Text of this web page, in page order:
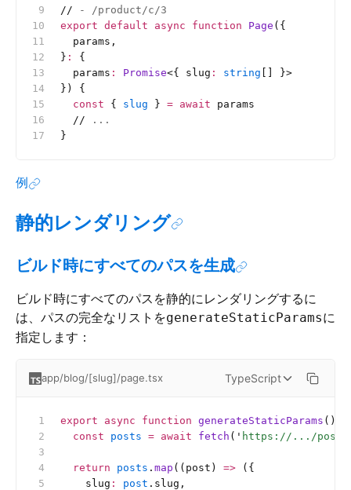
// - /product/c/3
export default async function Page ({
  params,
} :
{
  params
: Promise<{ slug : string
}>
}) {
  const
{ slug } = await params
  //
...
}
例
静的レンダリング
ビルド時にすべてのパスを生成
ビルド時にすべてのパスを静的にレンダリングするに
は、パスの完全なリストをgenerateStaticParamsに
指定します：
app/blog/[slug]/page.tsx TypeScript
export async function generateStaticParams () {
  const
posts = await fetch ( ' https://.../posts
  return
posts . map ((post) => ({
    slug
: post .slug,